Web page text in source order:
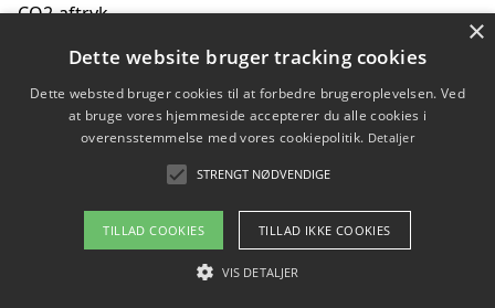
CO2-aftryk
Hvordan nyheder om CO2-udledning påvirker vores
hverdag
Om / kontakt
Blog Betingelser
×
Dette website bruger tracking cookies
Dette websted bruger cookies til at forbedre brugeroplevelsen. Ved
at bruge vores hjemmeside accepterer du alle cookies i
overensstemmelse med vores cookiepolitik. Detaljer
STRENGT NØDVENDIGE
TILLAD COOKIES TILLAD IKKE COOKIES
VIS DETALJER